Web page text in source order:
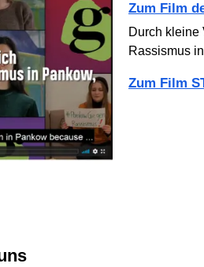
Zum Film
Durch kleine
Rassismus
Zum Film